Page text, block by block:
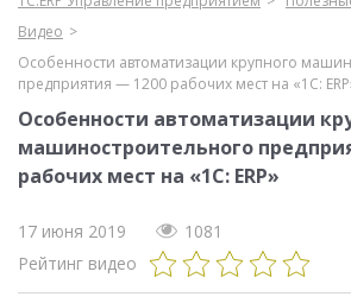
Видео
Особенности автоматизации крупного
предприятия — 1200 рабочих мест на «1С:
Особенности автоматизации
машиностроительного
рабочих мест на «1С: ERP»
17 июня 2019
1081
Рейтинг видео